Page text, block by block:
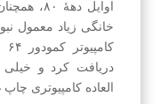
اوایل
خانگی زیاد معمول
دریافت کرد و
العاده کامپیوتری